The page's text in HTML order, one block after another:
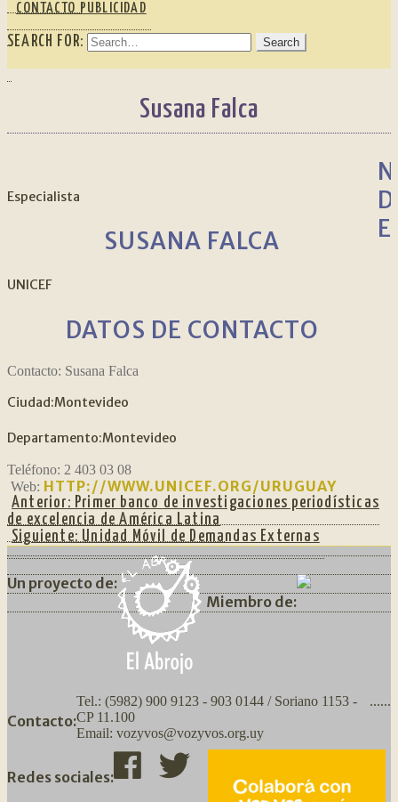
CONTACTO PUBLICIDAD
SEARCH FOR:
Susana Falca
Especialista
SUSANA FALCA
UNICEF
DATOS DE CONTACTO
Contacto: Susana Falca
Ciudad:Montevideo
Departamento:Montevideo
Teléfono: 2 403 03 08
Web: HTTP://WWW.UNICEF.ORG/URUGUAY
Anterior: Primer banco de investigaciones periodísticas
de excelencia de América Latina
Siguiente: Unidad Móvil de Demandas Externas
Un proyecto de:
Miembro de:
Contacto:
Tel.: (5982) 900 9123 - 903 0144 / Soriano 1153 -
CP 11.100
Email: vozyvos@vozyvos.org.uy
......
Redes sociales: